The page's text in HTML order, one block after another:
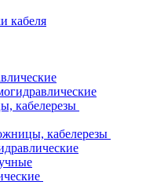
кабеля
кабелерезы
кабелерезы